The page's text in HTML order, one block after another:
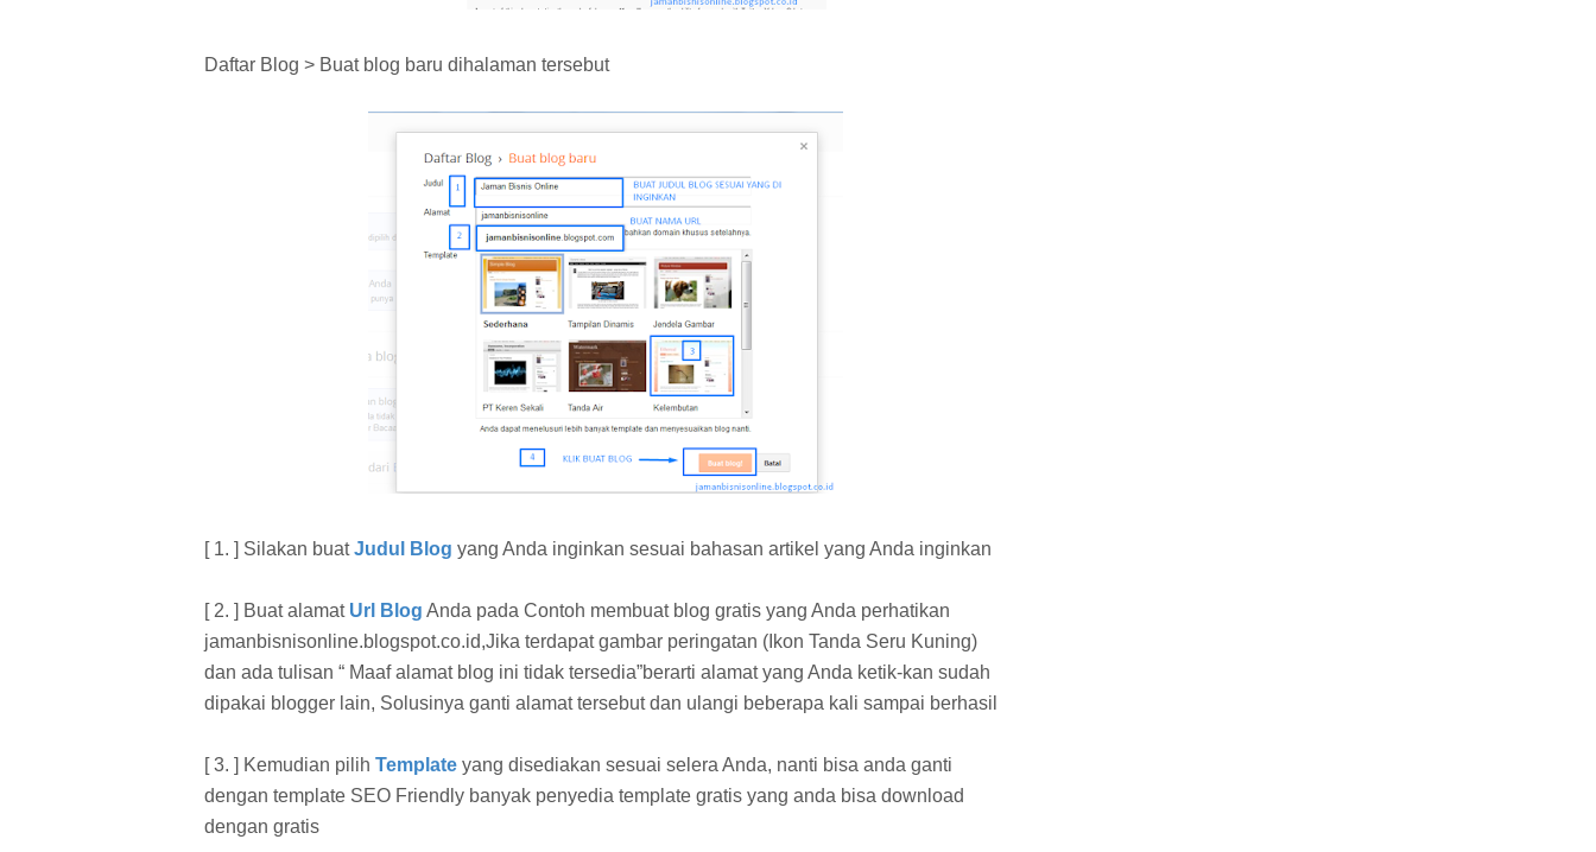
Daftar Blog > Buat blog baru dihalaman tersebut
[ 1. ] Silakan buatJudul Blog yang Anda inginkan sesuai bahasan artikel yang Anda inginkan
[ 2. ] Buat alamat Url Blog Anda pada Contoh membuat blog gratis yang Anda perhatikan
jamanbisnisonline.blogspot.co.id,Jika terdapat gambar peringatan (Ikon Tanda Seru Kuning)
dan ada tulisan “ Maaf alamat blog ini tidak tersedia”berarti alamat yang Anda ketik-kan sudah
dipakai blogger lain, Solusinya ganti alamat tersebut dan ulangi beberapa kali sampai berhasil
[ 3. ] Kemudian pilih Template yang disediakan sesuai selera Anda, nanti bisa anda ganti
dengan template SEO Friendly banyak penyedia template gratis yang anda bisa download
dengan gratis